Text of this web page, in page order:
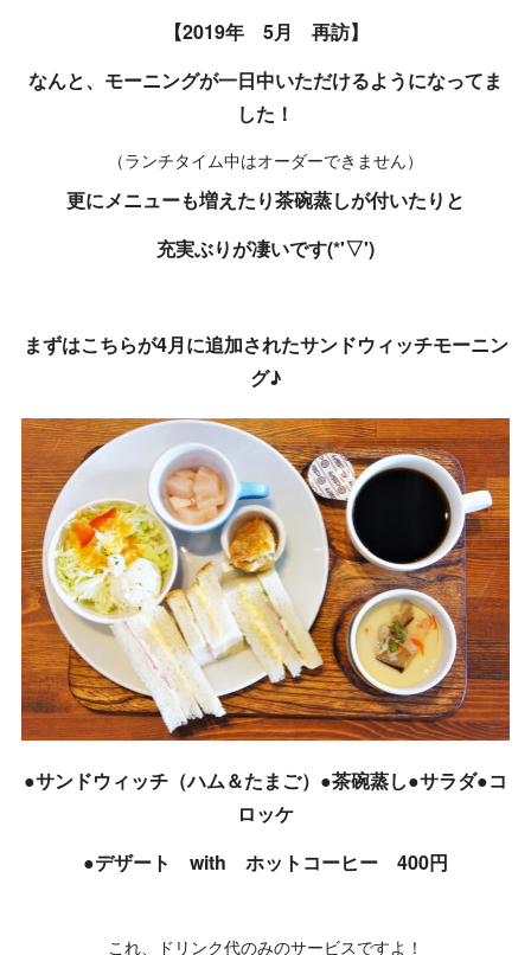
【2019年 5月 再訪】
なんと、モーニングが一日中いただけるようになってま
した！
（ランチタイム中はオーダーできません）
更にメニューも増えたり茶碗蒸しが付いたりと
充実ぶりが凄いです(*'▽')
まずはこちらが4月に追加されたサンドウィッチモーニン
グ♪
●サンドウィッチ（ハム＆たまご）●茶碗蒸し●サラダ●コ
ロッケ
●デザート with ホットコーヒー 400円
これ、ドリンク代のみのサービスですよ！